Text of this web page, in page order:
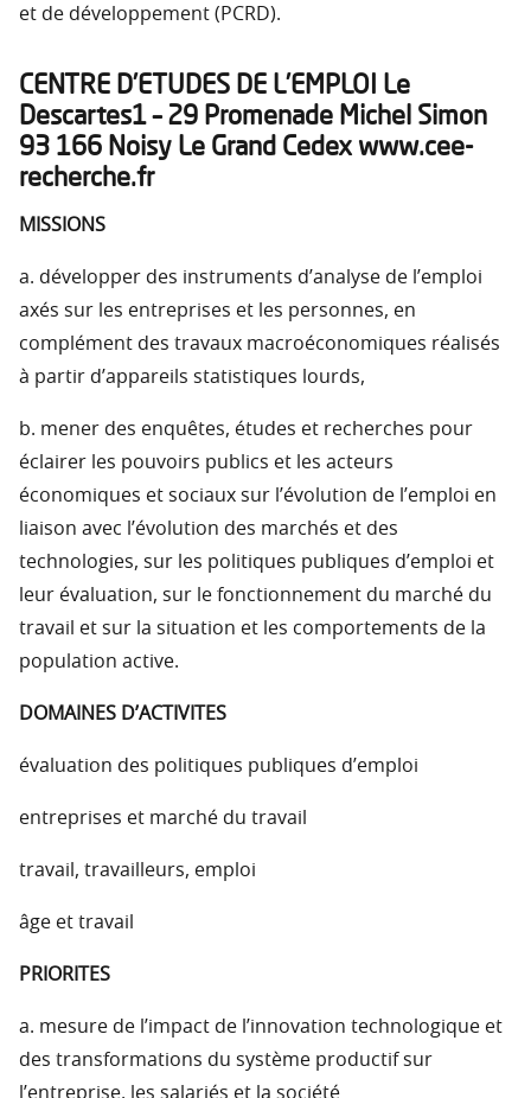
et de développement (PCRD).
CENTRE D’ETUDES DE L’EMPLOI Le
Descartes1 – 29 Promenade Michel Simon
93 166 Noisy Le Grand Cedex www.cee-
recherche.fr
MISSIONS
a. développer des instruments d’analyse de l’emploi
axés sur les entreprises et les personnes, en
complément des travaux macroéconomiques réalisés
à partir d’appareils statistiques lourds,
b. mener des enquêtes, études et recherches pour
éclairer les pouvoirs publics et les acteurs
économiques et sociaux sur l’évolution de l’emploi en
liaison avec l’évolution des marchés et des
technologies, sur les politiques publiques d’emploi et
leur évaluation, sur le fonctionnement du marché du
travail et sur la situation et les comportements de la
population active.
DOMAINES D’ACTIVITES
évaluation des politiques publiques d’emploi
entreprises et marché du travail
travail, travailleurs, emploi
âge et travail
PRIORITES
a. mesure de l’impact de l’innovation technologique et
des transformations du système productif sur
l’entreprise, les salariés et la société